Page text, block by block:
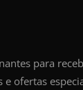
para
e ofertas